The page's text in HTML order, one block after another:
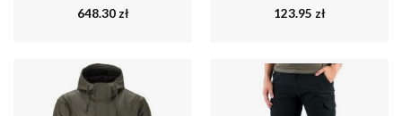
648.30zł 123.95 zł